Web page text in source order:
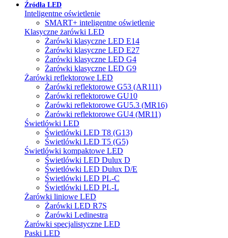
Źródła LED
Inteligentne oświetlenie
SMART+ inteligentne oświetlenie
Klasyczne żarówki LED
Żarówki klasyczne LED E14
Żarówki klasyczne LED E27
Żarówki klasyczne LED G4
Żarówki klasyczne LED G9
Żarówki reflektorowe LED
Żarówki reflektorowe G53 (AR111)
Żarówki reflektorowe GU10
Żarówki reflektorowe GU5.3 (MR16)
Żarówki reflektorowe GU4 (MR11)
Świetlówki LED
Świetlówki LED T8 (G13)
Świetlówki LED T5 (G5)
Świetlówki kompaktowe LED
Świetlówki LED Dulux D
Świetlówki LED Dulux D/E
Świetlówki LED PL-C
Świetlówki LED PL-L
Żarówki liniowe LED
Żarówki LED R7S
Żarówki Ledinestra
Żarówki specjalistyczne LED
Paski LED